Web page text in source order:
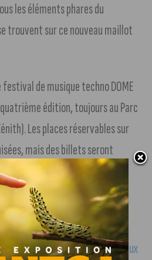
les éléments phares du
trouvent sur ce nouveau maillot
festival de musique techno DOME
édition, toujours au Parc
Les places réservables sur
mais des billets seront
vous est donné aux
13h00 à 1h30. Un foodtruck
dès à présent,sur nos réseaux